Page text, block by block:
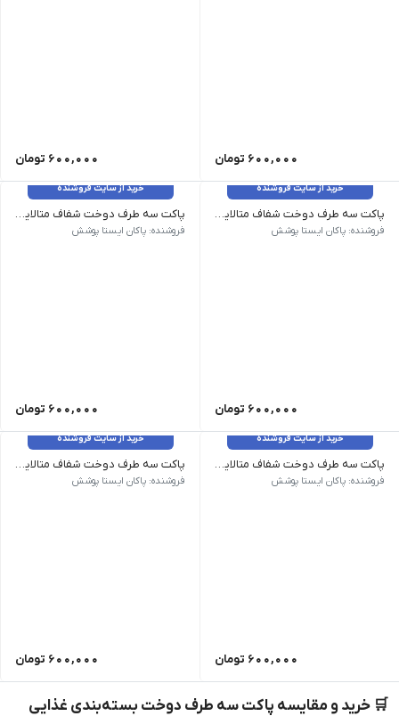
600,000 تومان 600,000 تومان
خرید از سایت فروشنده
پاکت سه طرف دوخت شفاف متالایز 30*20 (بدون زیپ) 30*20 | 14 گرم | 70 عدد
فروشنده: پاکان ایستا پوشش
600,000 تومان
خرید از سایت فروشنده
پاکت سه طرف دوخت شفاف متالایز 33*22 (بدون زیپ) 33*22 | 15.5 گرم | 65 عدد
فروشنده: پاکان ایستا پوشش
600,000 تومان
خرید از سایت فروشنده
پاکت سه طرف دوخت شفاف متالایز 35*25 (بدون زیپ) 35*25 | 20 گرم | 50 عدد
فروشنده: پاکان ایستا پوشش
600,000 تومان
خرید از سایت فروشنده
پاکت سه طرف دوخت شفاف متالایز 45*35 (بدون زیپ) 45*35 | 35 گرم | 28 عدد
فروشنده: پاکان ایستا پوشش
600,000 تومان
🛒 خرید و مقایسه پاکت سه طرف دوخت بسته‌بندی غذایی